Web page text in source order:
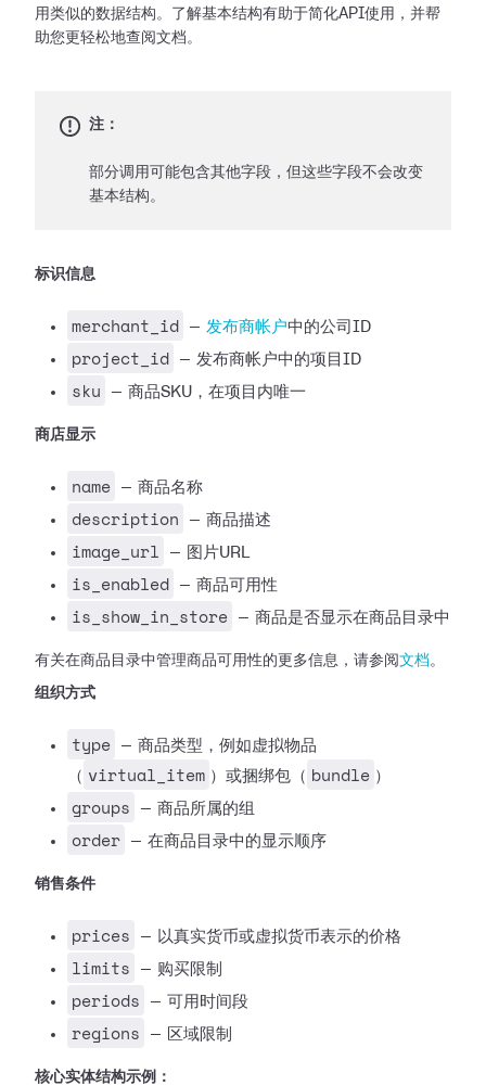
用类似的数据结构。了解基本结构有助于简化API使用，并帮
助您更轻松地查阅文档。
注：
部分调用可能包含其他字段，但这些字段不会改变
基本结构。
标识信息
merchant_id — 发布商帐户中的公司ID
project_id — 发布商帐户中的项目ID
sku — 商品SKU，在项目内唯一
商店显示
name — 商品名称
description — 商品描述
image_url — 图片URL
is_enabled — 商品可用性
is_show_in_store — 商品是否显示在商品目录中
有关在商品目录中管理商品可用性的更多信息，请参阅 文档。
组织方式
type
— 商品类型，例如虚拟物品
（ virtual_item ）或捆绑包（ bundle ）
groups — 商品所属的组
order — 在商品目录中的显示顺序
销售条件
prices — 以真实货币或虚拟货币表示的价格
limits — 购买限制
periods — 可用时间段
regions — 区域限制
核心实体结构示例：